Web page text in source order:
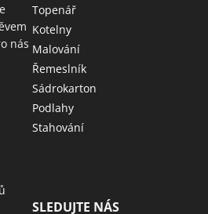
nás
Topenář
Kotelny
Malování
Řemeslník
Sádrokarton
Podlahy
Stahování
SLEDUJTE NÁS